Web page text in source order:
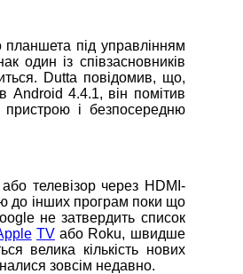
планшета під управлінням
один із співзасновників
Dutta повідомив, що,
Android 4.4.1, він помітив
пристрою і безпосередню
телевізор через HDMI-
до інших програм поки що
не затвердить список
TVабо Roku, швидше
велика кількість нових
зовсім недавно.